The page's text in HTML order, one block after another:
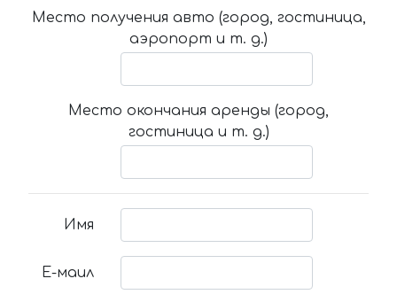
Место получения авто (город, гостиница,
аэропорт и т. д.)
Место окончания аренды (город,
гостиница и т. д.)
Имя
Е-маил